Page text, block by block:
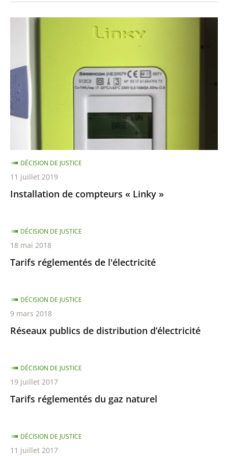
«
Linky
»
Installation de compteurs « Linky »
DÉCISION DE JUSTICE
11 juillet 2019
Tarifs réglementés de l'électricité
DÉCISION DE JUSTICE
18 mai 2018
Réseaux publics de distribution d’électricité
DÉCISION DE JUSTICE
9 mars 2018
Tarifs réglementés du gaz naturel
DÉCISION DE JUSTICE
19 juillet 2017
DÉCISION DE JUSTICE
11 juillet 2017